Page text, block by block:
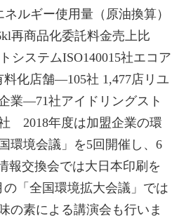
ルギー使用量（原油換算）
再商品化委託料金売上比
システムISO140015社エコア
料化店舗―105社 1,477店リユ
業―71社アイドリングスト
2018年度は加盟企業の環
環境会議」を5回開催し、6
報交換会では大日本印刷を
「全国環境拡大会議」では
の素による講演会も行いま